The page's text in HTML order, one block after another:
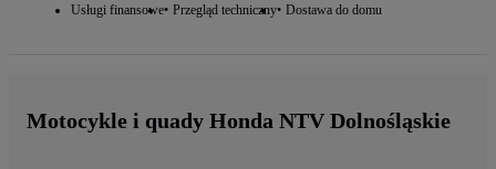
Usługi finansowe Przegląd techniczny Dostawa do domu
Motocykle i quady Honda NTV Dolnośląskie